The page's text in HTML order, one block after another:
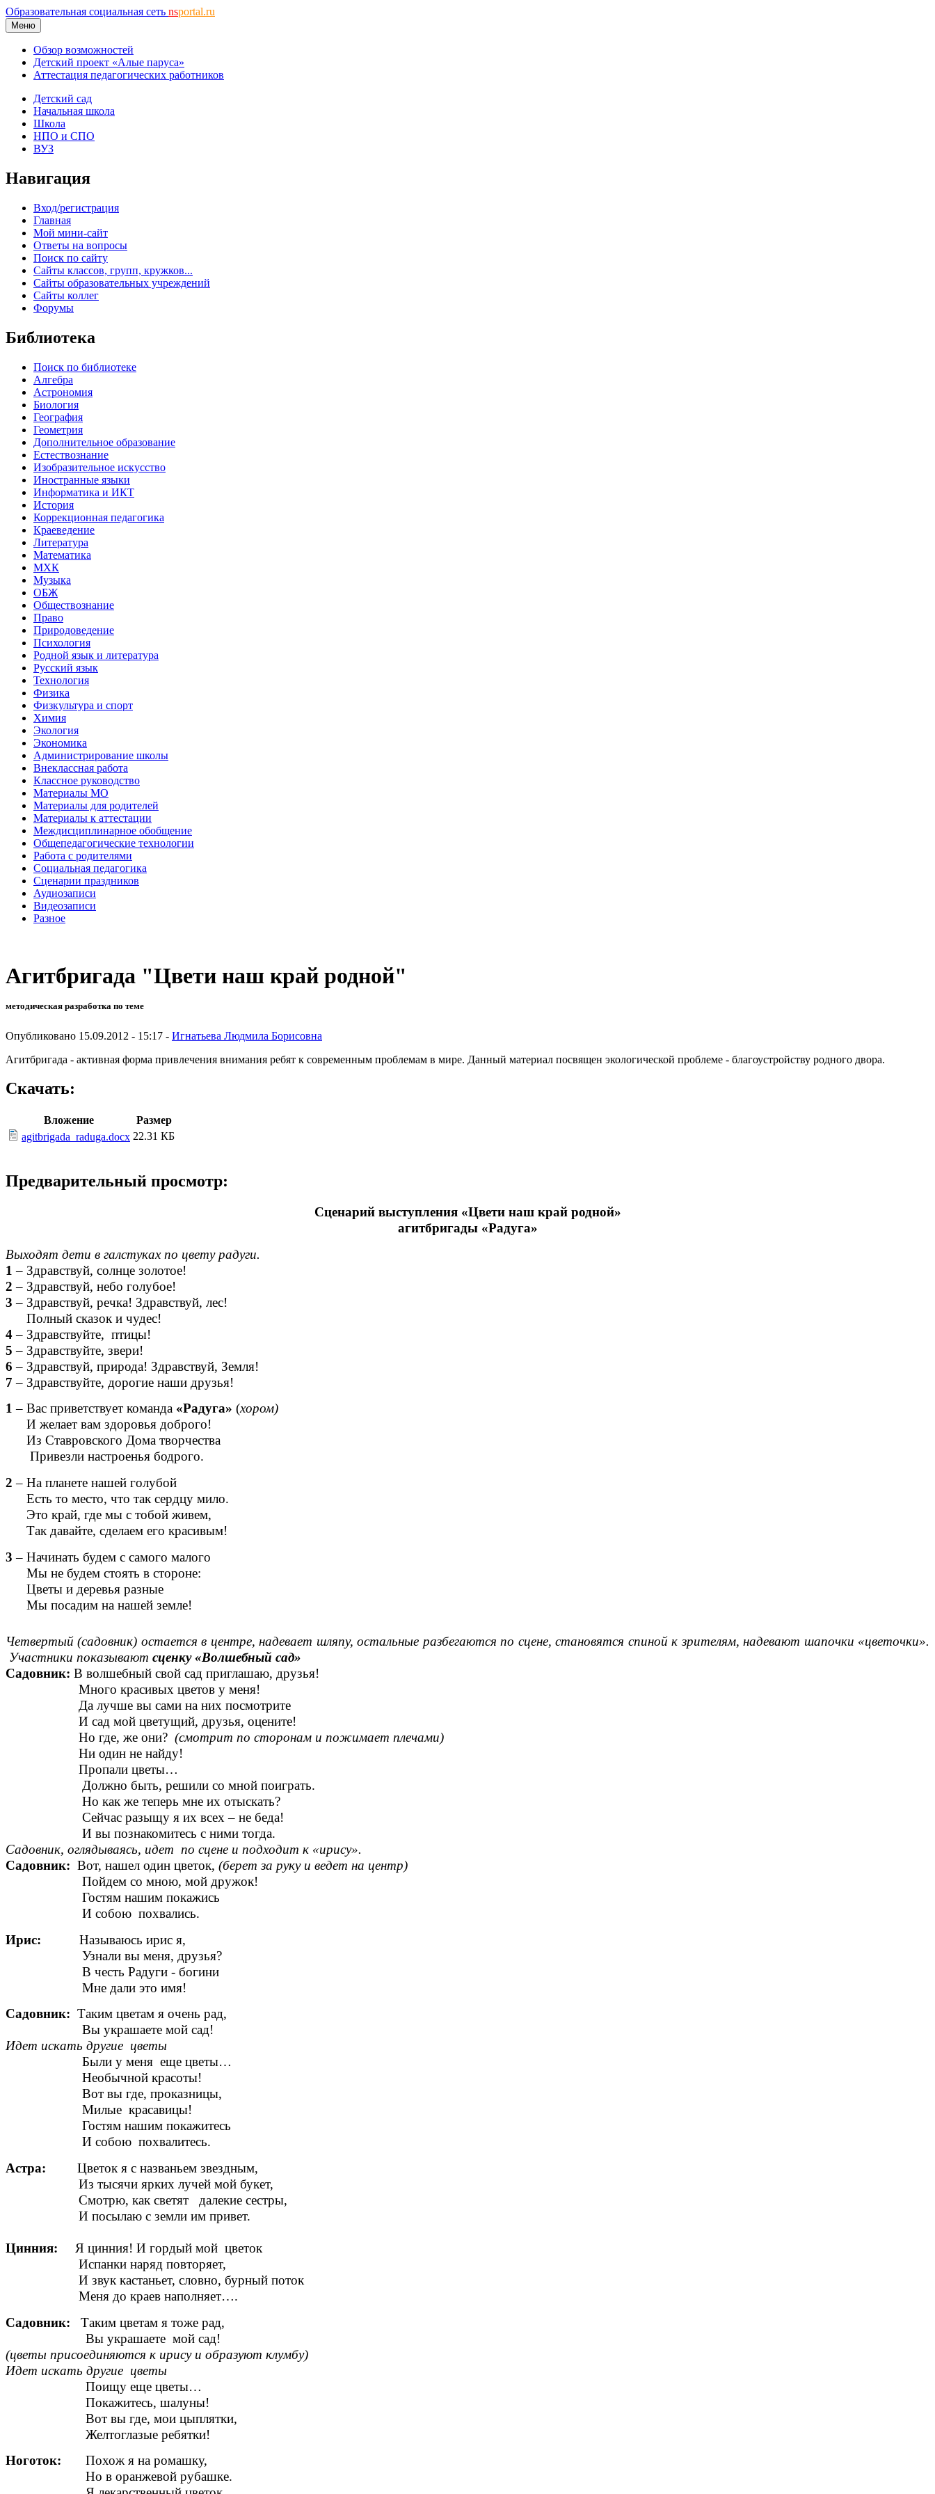
Образовательная социальная сеть nsportal.ru
Меню
Обзор возможностей
Детский проект «Алые паруса»
Аттестация педагогических работников
Детский сад
Начальная школа
Школа
НПО и СПО
ВУЗ
Навигация
Вход/регистрация
Главная
Мой мини-сайт
Ответы на вопросы
Поиск по сайту
Сайты классов, групп, кружков...
Сайты образовательных учреждений
Сайты коллег
Форумы
Библиотека
Поиск по библиотеке
Алгебра
Астрономия
Биология
География
Геометрия
Дополнительное образование
Естествознание
Изобразительное искусство
Иностранные языки
Информатика и ИКТ
История
Коррекционная педагогика
Краеведение
Литература
Математика
МХК
Музыка
ОБЖ
Обществознание
Право
Природоведение
Психология
Родной язык и литература
Русский язык
Технология
Физика
Физкультура и спорт
Химия
Экология
Экономика
Администрирование школы
Внеклассная работа
Классное руководство
Материалы МО
Материалы для родителей
Материалы к аттестации
Междисциплинарное обобщение
Общепедагогические технологии
Работа с родителями
Социальная педагогика
Сценарии праздников
Аудиозаписи
Видеозаписи
Разное
Агитбригада "Цвети наш край родной"
методическая разработка по теме
Опубликовано 15.09.2012 - 15:17 - Игнатьева Людмила Борисовна
Агитбригада - активная форма привлечения внимания ребят к современным проблемам в мире. Данный материал посвящен экологической проблеме - благоустройству родного двора.
Скачать:
Вложение
Размер
agitbrigada_raduga.docx 22.31 КБ
Предварительный просмотр:
Сценарий выступления «Цвети наш край родной»
агитбригады «Радуга»
Выходят дети в галстуках по цвету радуги.
1 – Здравствуй, солнце золотое!
2 – Здравствуй, небо голубое!
3– Здравствуй, речка! Здравствуй, лес!
Полный сказок и чудес!
4– Здравствуйте, птицы!
5 – Здравствуйте, звери!
6 – Здравствуй, природа! Здравствуй, Земля!
7 – Здравствуйте, дорогие наши друзья!
1 – Вас приветствует команда «Радуга» (хором)
И желает вам здоровья доброго!
Из Ставровского Дома творчества
Привезли настроенья бодрого.
2 – На планете нашей голубой
Есть то место, что так сердцу мило.
Это край, где мы с тобой живем,
Так давайте, сделаем его красивым!
3 – Начинать будем с самого малого
Мы не будем стоять в стороне:
Цветы и деревья разные
Мы посадим на нашей земле!
Четвертый (садовник) остается в центре, надевает шляпу, остальные разбегаются по сцене, становятся спиной к зрителям, надевают шапочки «цветочки».
Участники показывают сценку «Волшебный сад»
Садовник: В волшебный свой сад приглашаю, друзья!
Много красивых цветов у меня!
Да лучше вы сами на них посмотрите
И сад мой цветущий, друзья, оцените!
Но где, же они? (смотрит по сторонам и пожимает плечами)
Ни один не найду!
Пропали цветы…
Должно быть, решили со мной поиграть.
Но как же теперь мне их отыскать?
Сейчас разыщу я их всех – не беда!
И вы познакомитесь с ними тогда.
Садовник, оглядываясь, идет по сцене и подходит к «ирису».
Садовник: Вот, нашел один цветок, (берет за руку и ведет на центр)
Пойдем со мною, мой дружок!
Гостям нашим покажись
И собою похвались.
Ирис: Называюсь ирис я,
Узнали вы меня, друзья?
В честь Радуги - богини
Мне дали это имя!
Садовник: Таким цветам я очень рад,
Вы украшаете мой сад!
Идет искать другие цветы
Были у меня еще цветы…
Необычной красоты!
Вот вы где, проказницы,
Милые красавицы!
Гостям нашим покажитесь
И собою похвалитесь.
Астра: Цветок я с названьем звездным,
Из тысячи ярких лучей мой букет,
Смотрю, как светят далекие сестры,
И посылаю с земли им привет.
Цинния: Я цинния! И гордый мой цветок
Испанки наряд повторяет,
И звук кастаньет, словно, бурный поток
Меня до краев наполняет….
Садовник: Таким цветам я тоже рад,
Вы украшаете мой сад!
(цветы присоединяются к ирису и образуют клумбу)
Идет искать другие цветы
Поищу еще цветы…
Покажитесь, шалуны!
Вот вы где, мои цыплятки,
Желтоглазые ребятки!
Ноготок: Похож я на ромашку,
Но в оранжевой рубашке.